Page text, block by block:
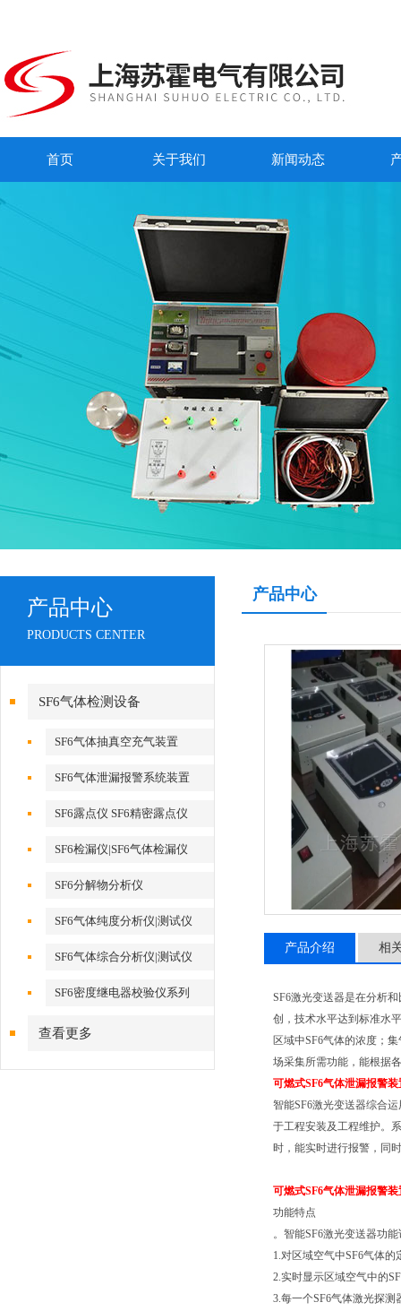
首页 关于我们 新闻动态
产品中心
PRODUCTS CENTER
SF6气体检测设备
SF6气体抽真空充气装置
SF6气体泄漏报警系统装置
SF6露点仪 SF6精密露点仪
SF6检漏仪|SF6气体检漏仪
SF6分解物分析仪
SF6气体纯度分析仪|测试仪
SF6气体综合分析仪|测试仪
SF6密度继电器校验仪系列
查看更多
产品中心
产品介绍 相
SF6激光变送器是在分析
创，技术水平达到标准水
区域中SF6气体的浓度；
场采集所需功能，能根据
可燃式SF6气体泄漏报警装
智能SF6激光变送器综合
于工程安装及工程维护。
时，能实时进行报警，同
可燃式SF6气体泄漏报警装
功能特点
。智能SF6激光变送器功能
1.对区域空气中SF6气体
2.实时显示区域空气中的
3.每一个SF6气体激光探